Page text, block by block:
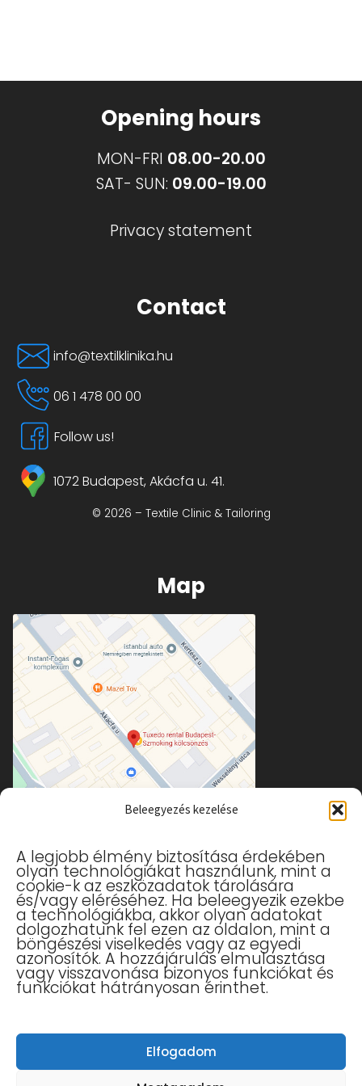
Beleegyezés kezelése
A legjobb élmény biztosítása érdekében
olyan technológiákat használunk, mint a
cookie-k az eszközadatok tárolására
és/vagy eléréséhez. Ha beleegyezik ezekbe
a technológiákba, akkor olyan adatokat
dolgozhatunk fel ezen az oldalon, mint a
böngészési viselkedés vagy az egyedi
azonosítók. A hozzájárulás elmulasztása
vagy visszavonása bizonyos funkciókat és
funkciókat hátrányosan érinthet.
Elfogadom
chosen
the
product
Opening hours
MON-FRI 08.00-20.00
SAT- SUN: 09.00-19.00
Privacy statement
Contact
info@textilklinika.hu
06 1 478 00 00
Follow us!
1072 Budapest, Akácfa u. 41.
© 2026 – Textile Clinic & Tailoring
Map
Useful links
Pollen mouth mask
White gloves
Privacy Policy
Terms and Conditions
Withdrawal from the contract